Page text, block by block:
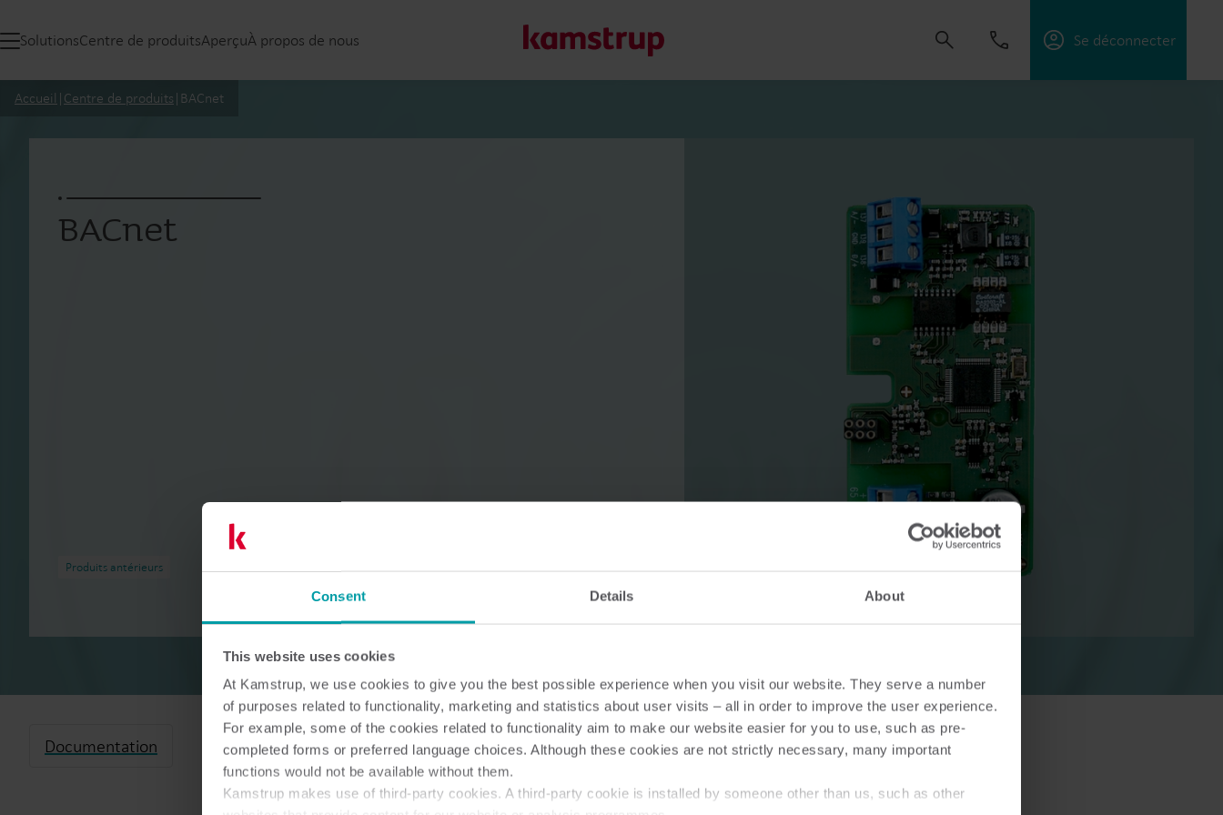
Consent Details About
This website uses cookies
At Kamstrup, we use cookies to give you the best possible experience when you visit our website. They serve a number
of purposes related to functionality, marketing and statistics about user visits – all in order to improve the user experience.
For example, some of the cookies related to functionality aim to make our website easier for you to use, such as pre-
completed forms or preferred language choices. Although these cookies are not strictly necessary, many important
functions would not be available without them.
Kamstrup makes use of third-party cookies. A third-party cookie is installed by someone other than us, such as other
SolutionsCentre de produitsAperçuÀ propos de nous Se déconnecter
Notre engagement pour un avenir plus vert nous pousse à créer des solutions qui permettent à nos
clients de réduire le gaspillage d’eau, d’améliorer les services publics, d’optimiser l’efficacité énergétique
précises et une gestion
efficace.
utilisation efficace de
Solutions électriques
Solutions électriques
avancées pour un comptage
intelligente de l'énergie.
Accueil | Centre de produits | BACnet
BACnet
Produits antérieurs
Documentation